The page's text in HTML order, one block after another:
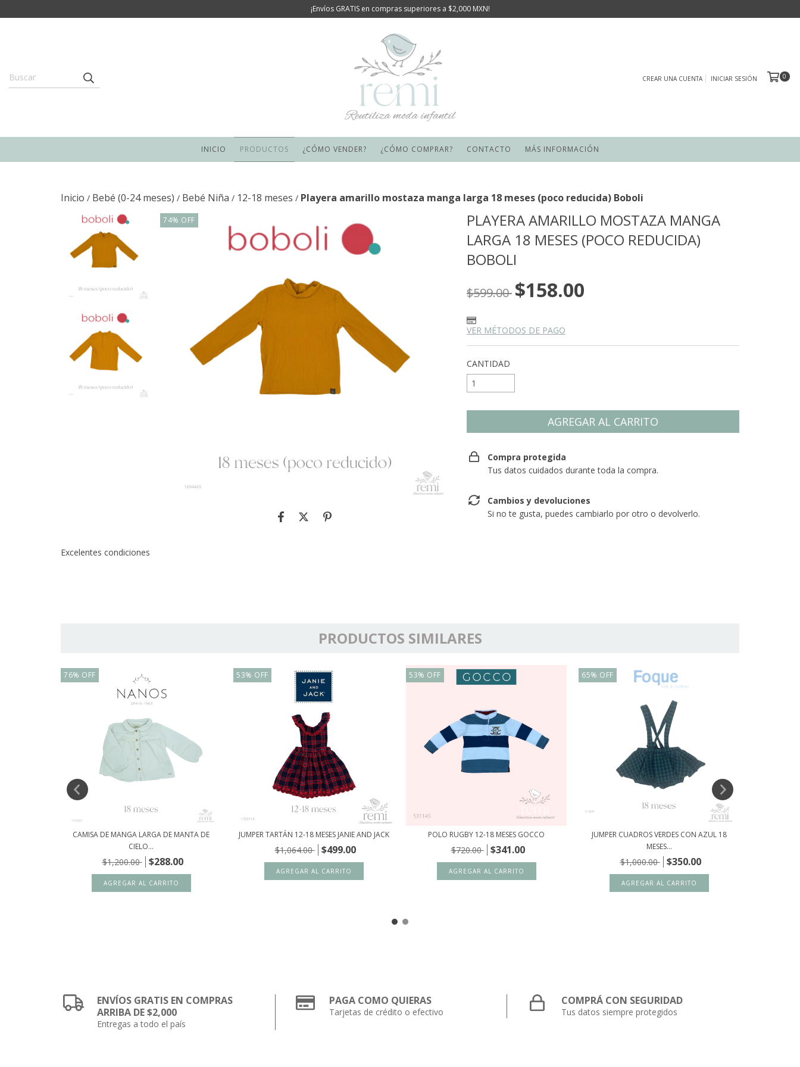
¡Envíos GRATIS en compras superiores a $2,000 MXN!
CREAR UNA CUENTA INICIAR SESIÓN 0
INICIO PRODUCTOS ¿CÓMO VENDER? ¿CÓMO COMPRAR? CONTACTO MÁS INFORMACIÓN
Inicio / Bebé (0-24 meses) / Bebé Niña / 12-18 meses / Playera amarillo mostaza manga larga 18 meses (poco reducida) Boboli
74% OFF
Excelentes condiciones
PLAYERA AMARILLO MOSTAZA MANGA
LARGA 18 MESES (POCO REDUCIDA)
BOBOLI
$599.00 $158.00
VER MÉTODOS DE PAGO
CANTIDAD
Compra protegida
Tus datos cuidados durante toda la compra.
Cambios y devoluciones
Si no te gusta, puedes cambiarlo por otro o devolverlo.
PRODUCTOS SIMILARES
76% OFF
CAMISA DE MANGA LARGA DE MANTA DE
CIELO...
$1,200.00 $288.00
53% OFF
JUMPER TARTÁN 12-18 MESES JANIE AND JACK
$1,064.00 $499.00
53% OFF
POLO RUGBY 12-18 MESES GOCCO
$720.00 $341.00
65% OFF
JUMPER CUADROS VERDES CON AZUL 18
MESES...
$1,000.00 $350.00
ENVÍOS GRATIS EN COMPRAS
ARRIBA DE $2,000
Entregas a todo el país
PAGA COMO QUIERAS
Tarjetas de crédito o efectivo
COMPRÁ CON SEGURIDAD
Tus datos siempre protegidos